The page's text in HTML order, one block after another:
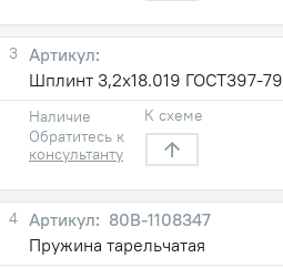
3
Шплинт 3,2х18.019 ГОСТ397-79
Наличие
Обратитесь к
консультанту
К схеме
4
80В-1108347
Пружина тарельчатая